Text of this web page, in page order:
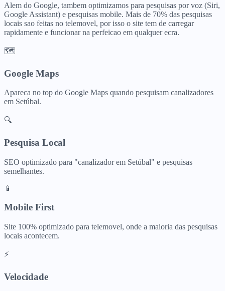
Alem do Google, tambem optimizamos para pesquisas por voz (Siri,
Google Assistant) e pesquisas mobile. Mais de 70% das pesquisas
locais sao feitas no telemovel, por isso o site tem de carregar
rapidamente e funcionar na perfeicao em qualquer ecra.
🗺️
Google Maps
Apareca no top do Google Maps quando pesquisam canalizadores
em Setúbal.
🔍
Pesquisa Local
SEO optimizado para "canalizador em Setúbal" e pesquisas
semelhantes.
📱
Mobile First
Site 100% optimizado para telemovel, onde a maioria das pesquisas
locais acontecem.
⚡
Velocidade